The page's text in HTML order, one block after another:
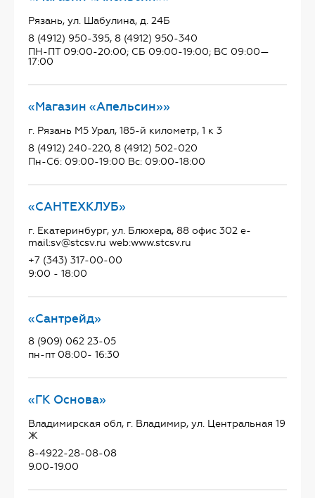
Рязань, ул. Шабулина, д. 24Б
8 (4912) 950-395, 8 (4912) 950-340
ПН-ПТ 09:00-20:00; СБ 09:00-19:00; ВС 09:00—
17:00
«Магазин «Апельсин»»
г. Рязань М5 Урал, 185-й километр, 1 к 3
8 (4912) 240-220, 8 (4912) 502-020
Пн-Сб: 09:00-19:00 Вс: 09:00-18:00
«САНТЕХКЛУБ»
г. Екатеринбург, ул. Блюхера, 88 офис 302 e-
mail:sv@stcsv.ru web:www.stcsv.ru
+7 (343) 317-00-00
9:00 - 18:00
«Сантрейд»
8 (909) 062 23-05
пн-пт 08:00- 16:30
«ГК Основа»
Владимирская обл, г. Владимир, ул. Центральная 19
Ж
8-4922-28-08-08
9.00-19.00